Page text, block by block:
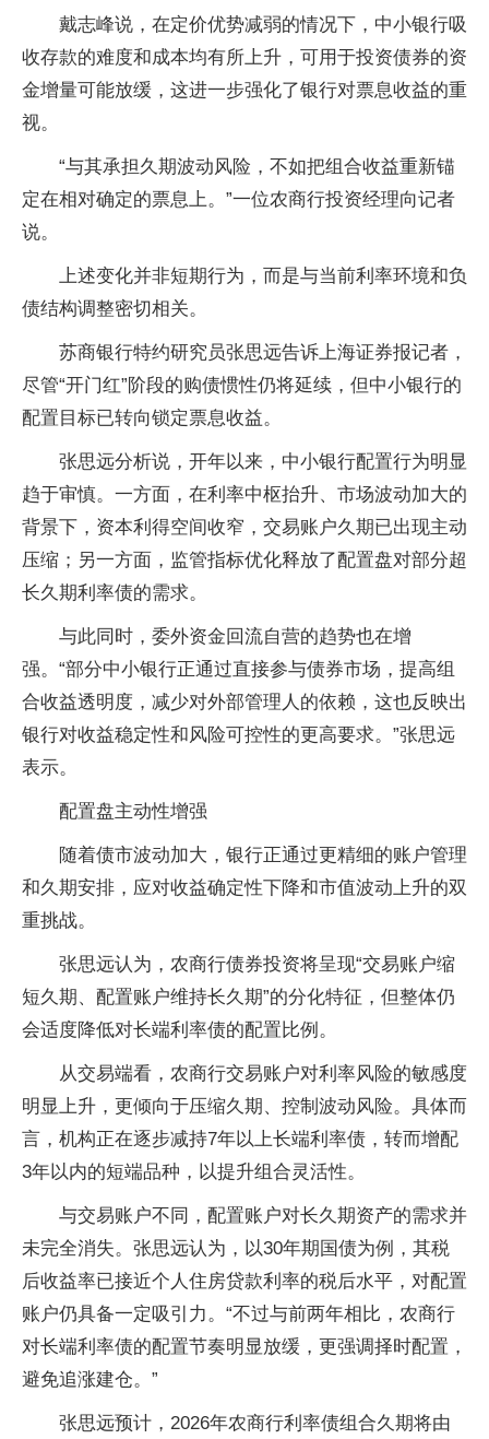
戴志峰说，在定价优势减弱的情况下，中小银行吸
收存款的难度和成本均有所上升，可用于投资债券的资
金增量可能放缓，这进一步强化了银行对票息收益的重
视。
“与其承担久期波动风险，不如把组合收益重新锚
定在相对确定的票息上。”一位农商行投资经理向记者
说。
上述变化并非短期行为，而是与当前利率环境和负
债结构调整密切相关。
苏商银行特约研究员张思远告诉上海证券报记者，
尽管“开门红”阶段的购债惯性仍将延续，但中小银行的
配置目标已转向锁定票息收益。
张思远分析说，开年以来，中小银行配置行为明显
趋于审慎。一方面，在利率中枢抬升、市场波动加大的
背景下，资本利得空间收窄，交易账户久期已出现主动
压缩；另一方面，监管指标优化释放了配置盘对部分超
长久期利率债的需求。
与此同时，委外资金回流自营的趋势也在增
强。“部分中小银行正通过直接参与债券市场，提高组
合收益透明度，减少对外部管理人的依赖，这也反映出
银行对收益稳定性和风险可控性的更高要求。”张思远
表示。
配置盘主动性增强
随着债市波动加大，银行正通过更精细的账户管理
和久期安排，应对收益确定性下降和市值波动上升的双
重挑战。
张思远认为，农商行债券投资将呈现“交易账户缩
短久期、配置账户维持长久期”的分化特征，但整体仍
会适度降低对长端利率债的配置比例。
从交易端看，农商行交易账户对利率风险的敏感度
明显上升，更倾向于压缩久期、控制波动风险。具体而
言，机构正在逐步减持7年以上长端利率债，转而增配
3年以内的短端品种，以提升组合灵活性。
与交易账户不同，配置账户对长久期资产的需求并
未完全消失。张思远认为，以30年期国债为例，其税
后收益率已接近个人住房贷款利率的税后水平，对配置
账户仍具备一定吸引力。“不过与前两年相比，农商行
对长端利率债的配置节奏明显放缓，更强调择时配置，
避免追涨建仓。”
张思远预计，2026年农商行利率债组合久期将由